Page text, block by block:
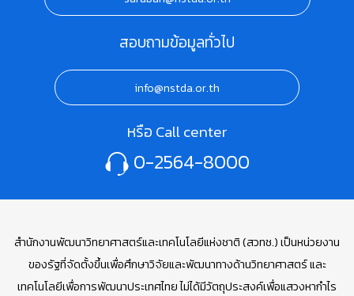
สอบถามข้อมูลทั่วไป
info@nstda.or.th
หรือ Call center
0-2564-8000
สำนักงานพัฒนาวิทยาศาสตร์และเทคโนโลยีแห่งชาติ (สวทช.) เป็นหน่วยงาน
ของรัฐที่จัดตั้งขึ้นเพื่อศึกษาวิจัยและพัฒนาทางด้านวิทยาศาสตร์ และ
เทคโนโลยีเพื่อการพัฒนาประเทศไทย ไม่ได้มีวัตถุประสงค์เพื่อแสวงหากำไร